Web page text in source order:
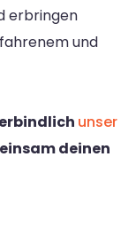
erbringen
und
unser
deinen